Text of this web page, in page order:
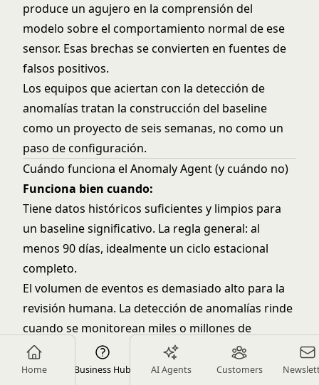
Home Business Hub AI Agents Customers
produce un agujero en la comprensión del
modelo sobre el comportamiento normal de ese
sensor. Esas brechas se convierten en fuentes de
falsos positivos.
Los equipos que aciertan con la detección de
anomalías tratan la construcción del baseline
como un proyecto de seis semanas, no como un
paso de configuración.
Cuándo funciona el Anomaly Agent (y cuándo no)
Funciona bien cuando:
Tiene datos históricos suficientes y limpios para
un baseline significativo. La regla general: al
menos 90 días, idealmente un ciclo estacional
completo.
El volumen de eventos es demasiado alto para la
revisión humana. La detección de anomalías rinde
cuando se monitorean miles o millones de
eventos por día. Para 50 transacciones al día, un
revisor humano es más rápido y más preciso.